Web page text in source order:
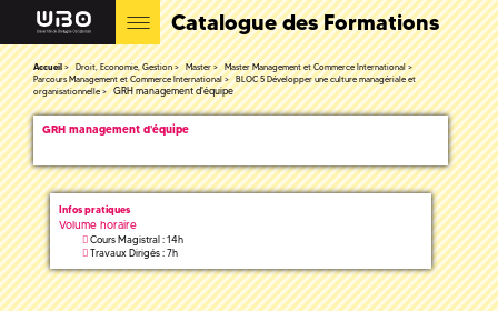
Catalogue des Formations
Accueil Droit, Economie, Gestion Master
Master Management et Commerce International
Parcours Management et Commerce International
BLOC 5 Développer une culture managériale et
organisationnelle
GRH management d'équipe
GRH management d'équipe
Infos pratiques
Volume horaire
Cours Magistral : 14h
Travaux Dirigés : 7h